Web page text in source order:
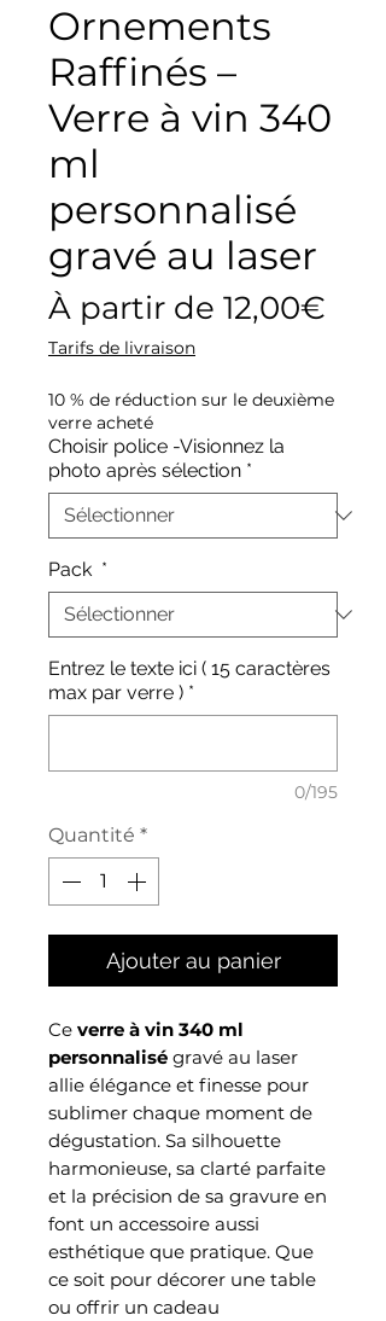
Ornements
Raffinés –
Verre à vin 340
ml
personnalisé
gravé au laser
À partir de 12,00€
Tarifs de livraison
10 % de réduction sur le deuxième
verre acheté
Choisir police -Visionnez la
photo après sélection *
Pack *
Entrez le texte ici ( 15 caractères
max par verre ) *
0/195
Quantité *
Ajouter au panier
Ce verre à vin 340 ml
personnalisé gravé au laser
allie élégance et finesse pour
sublimer chaque moment de
dégustation. Sa silhouette
harmonieuse, sa clarté parfaite
et la précision de sa gravure en
font un accessoire aussi
esthétique que pratique. Que
ce soit pour décorer une table
ou offrir un cadeau